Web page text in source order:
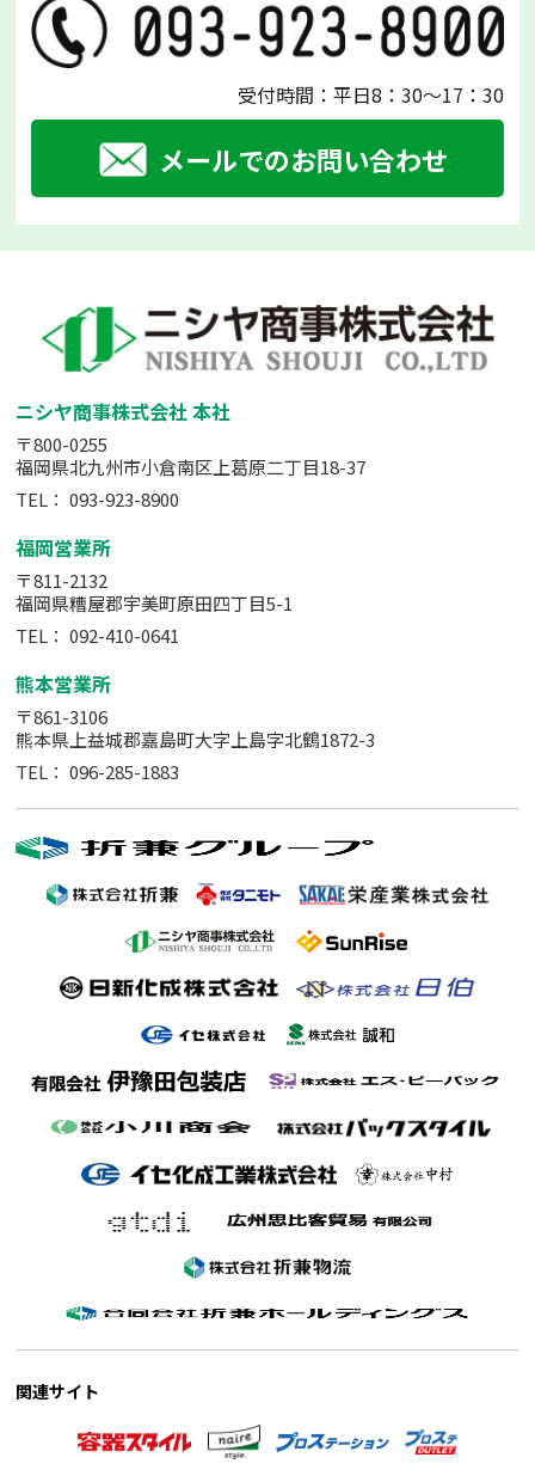
受付時間：平日8：30～17：30
メールでのお問い合わせ
ニシヤ商事株式会社 本社
〒800-0255
福岡県北九州市小倉南区上葛原二丁目18-37
TEL：093-923-8900
福岡営業所
〒811-2132
福岡県糟屋郡宇美町原田四丁目5-1
TEL：092-410-0641
熊本営業所
〒861-3106
熊本県上益城郡嘉島町大字上島字北鶴1872-3
TEL：096-285-1883
関連サイト